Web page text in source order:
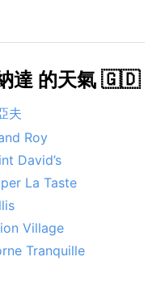
達 的天氣 🇬🇩
夫
Roy
David’s
La Taste
Village
Tranquille